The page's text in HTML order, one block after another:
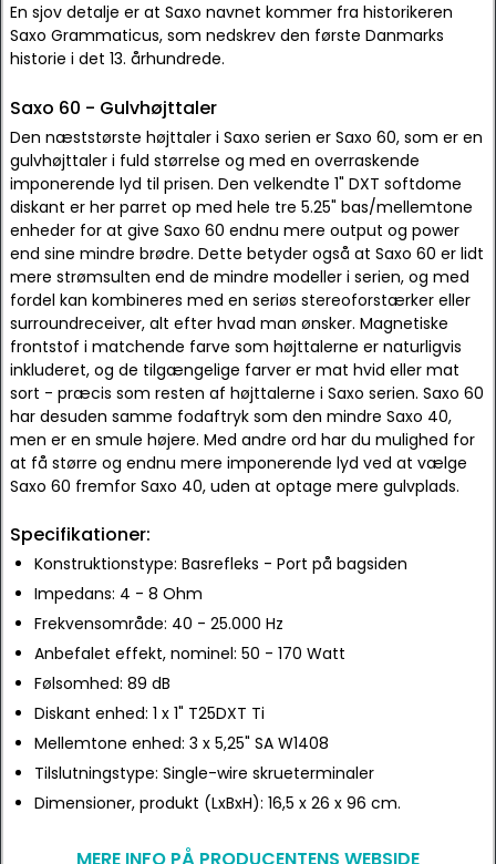
En sjov detalje er at Saxo navnet kommer fra historikeren
Saxo Grammaticus, som nedskrev den første Danmarks
historie i det 13. århundrede.
Saxo 60 - Gulvhøjttaler
Den næststørste højttaler i Saxo serien er Saxo 60, som er en
gulvhøjttaler i fuld størrelse og med en overraskende
imponerende lyd til prisen. Den velkendte 1" DXT softdome
diskant er her parret op med hele tre 5.25" bas/mellemtone
enheder for at give Saxo 60 endnu mere output og power
end sine mindre brødre. Dette betyder også at Saxo 60 er lidt
mere strømsulten end de mindre modeller i serien, og med
fordel kan kombineres med en seriøs stereoforstærker eller
surroundreceiver, alt efter hvad man ønsker. Magnetiske
frontstof i matchende farve som højttalerne er naturligvis
inkluderet, og de tilgængelige farver er mat hvid eller mat
sort - præcis som resten af højttalerne i Saxo serien. Saxo 60
har desuden samme fodaftryk som den mindre Saxo 40,
men er en smule højere. Med andre ord har du mulighed for
at få større og endnu mere imponerende lyd ved at vælge
Saxo 60 fremfor Saxo 40, uden at optage mere gulvplads.
Specifikationer:
Konstruktionstype: Basrefleks - Port på bagsiden
Impedans: 4 - 8 Ohm
Frekvensområde: 40 - 25.000 Hz
Anbefalet effekt, nominel: 50 - 170 Watt
Følsomhed: 89 dB
Diskant enhed: 1 x 1" T25DXT Ti
Mellemtone enhed: 3 x 5,25" SA W1408
Tilslutningstype: Single-wire skrueterminaler
Dimensioner, produkt (LxBxH): 16,5 x 26 x 96 cm.